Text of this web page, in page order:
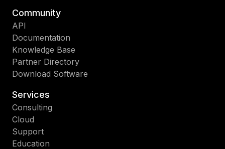
Community
API
Documentation
Knowledge Base
Partner Directory
Download Software
Services
Consulting
Cloud
Support
Education